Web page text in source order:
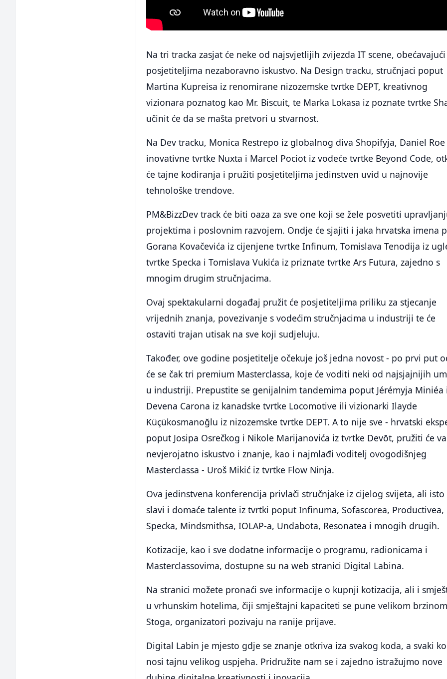
Na tri tracka zasjat će neke od najsvjetlijih zvijezda IT scene, obećavajući
posjetiteljima nezaboravno iskustvo. Na Design tracku, stručnjaci poput
Martina Kupreisa iz renomirane nizozemske tvrtke DEPT, kreativnog
vizionara poznatog kao Mr. Biscuit, te Marka Lokasa iz poznate tvrtke
učinit će da se mašta pretvori u stvarnost.
Na Dev tracku, Monica Restrepo iz globalnog diva Shopifyja, Daniel Roe
inovativne tvrtke Nuxta i Marcel Pociot iz vodeće tvrtke Beyond Code,
će tajne kodiranja i pružiti posjetiteljima jedinstven uvid u najnovije
tehnološke trendove.
PM&BizzDev track će biti oaza za sve one koji se žele posvetiti
projektima i poslovnim razvojem. Ondje će sjajiti i jaka hrvatska imena
Gorana Kovačevića iz cijenjene tvrtke Infinum, Tomislava Tenodija iz
tvrtke Specka i Tomislava Vukića iz priznate tvrtke Ars Futura, zajedno s
mnogim drugim stručnjacima.
Ovaj spektakularni događaj pružit će posjetiteljima priliku za stjecanje
vrijednih znanja, povezivanje s vodećim stručnjacima u industriji te će
ostaviti trajan utisak na sve koji sudjeluju.
Također, ove godine posjetitelje očekuje još jedna novost - po prvi put
će se čak tri premium Masterclassa, koje će voditi neki od najsjajnijih
u industriji. Prepustite se genijalnim tandemima poput Jérémyja Miniéa i
Devena Carona iz kanadske tvrtke Locomotive ili vizionarki Ilayde
Küçükosmanoğlu iz nizozemske tvrtke DEPT. A to nije sve - hrvatski
poput Josipa Osrečkog i Nikole Marijanovića iz tvrtke Devōt, pružiti će
nevjerojatno iskustvo i znanje, kao i najmlađi voditelj ovogodišnjeg
Masterclassa - Uroš Mikić iz tvrtke Flow Ninja.
Ova jedinstvena konferencija privlači stručnjake iz cijelog svijeta, ali isto
slavi i domaće talente iz tvrtki poput Infinuma, Sofascorea, Productivea,
Specka, Mindsmithsa, IOLAP-a, Undabota, Resonatea i mnogih drugih.
Kotizacije, kao i sve dodatne informacije o programu, radionicama i
Masterclassovima, dostupne su na web stranici Digital Labina.
Na stranici možete pronaći sve informacije o kupnji kotizacija, ali i
u vrhunskim hotelima, čiji smještajni kapaciteti se pune velikom
Stoga, organizatori pozivaju na ranije prijave.
Digital Labin je mjesto gdje se znanje otkriva iza svakog koda, a svaki
nosi tajnu velikog uspjeha. Pridružite nam se i zajedno istražujmo nove